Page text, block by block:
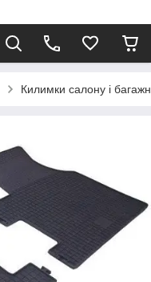
Килимки салону і